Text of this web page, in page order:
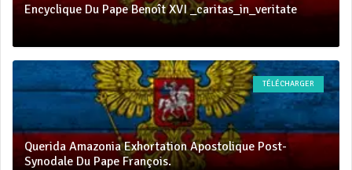
Encyclique Du Pape Benoît XVI _caritas_in_veritate
TÉLÉCHARGER
Querida Amazonia Exhortation Apostolique Post-
Synodale Du Pape François.